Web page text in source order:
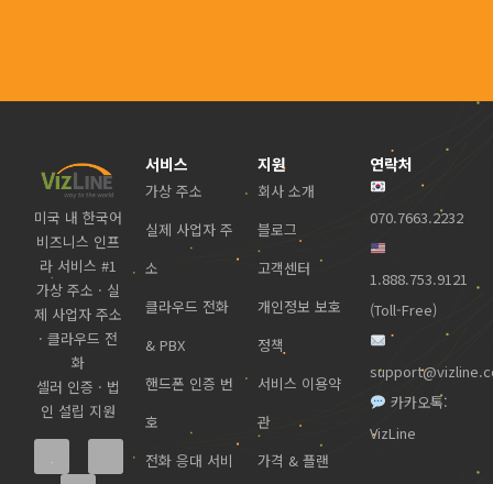
미국 내 한국어
비즈니스 인프
라 서비스 #1
가상 주소 · 실
제 사업자 주소
· 클라우드 전
화
셀러 인증 · 법
인 설립 지원
서비스
가상 주소
실제 사업자 주
소
클라우드 전화
& PBX
핸드폰 인증 번
호
전화 응대 서비
지원
회사 소개
블로그
고객센터
개인정보 보호
정책
서비스 이용약
관
가격 & 플랜
연락처
070.7663.2232
1.888.753.9121
(Toll-Free)
카카오톡:
VizLine